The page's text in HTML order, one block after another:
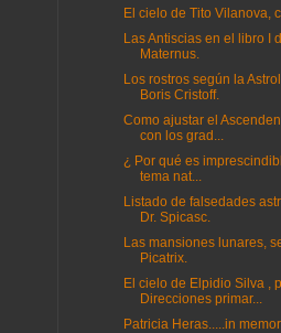
El cielo de Tito Vilanova,
Las Antiscias en el libro I
Maternus.
Los rostros según la
Boris Cristoff.
Como ajustar el
con los grad...
¿ Por qué es
tema nat...
Listado de falsedades
Dr. Spicasc.
Las mansiones lunares,
Picatrix.
El cielo de Elpidio Silva ,
Direcciones primar...
Patricia Heras.....in